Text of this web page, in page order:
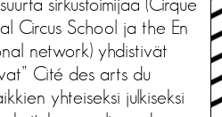
sirkustoimijaa (Cirque
Circus School ja the En
network) yhdistivät
Cité des arts du
yhteiseksi julkiseksi